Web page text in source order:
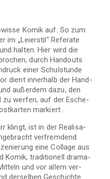
Komik auf. So zum
im „Lei­er­stil“ Refe­rate
hal­ten. Hier wird die
durch Han­douts
einer Schul­stunde
dient inner­halb der Hand­
außer­dem dazu, den
zu wer­fen, auf der Esche­
markiert .
klingt, ist in der Rea­li­sa­
ver­frem­dend.
eine Col­lage aus
Komik, tra­di­tio­nell dra­ma­
und vor allem ver­
der­sel­ben Geschichte.